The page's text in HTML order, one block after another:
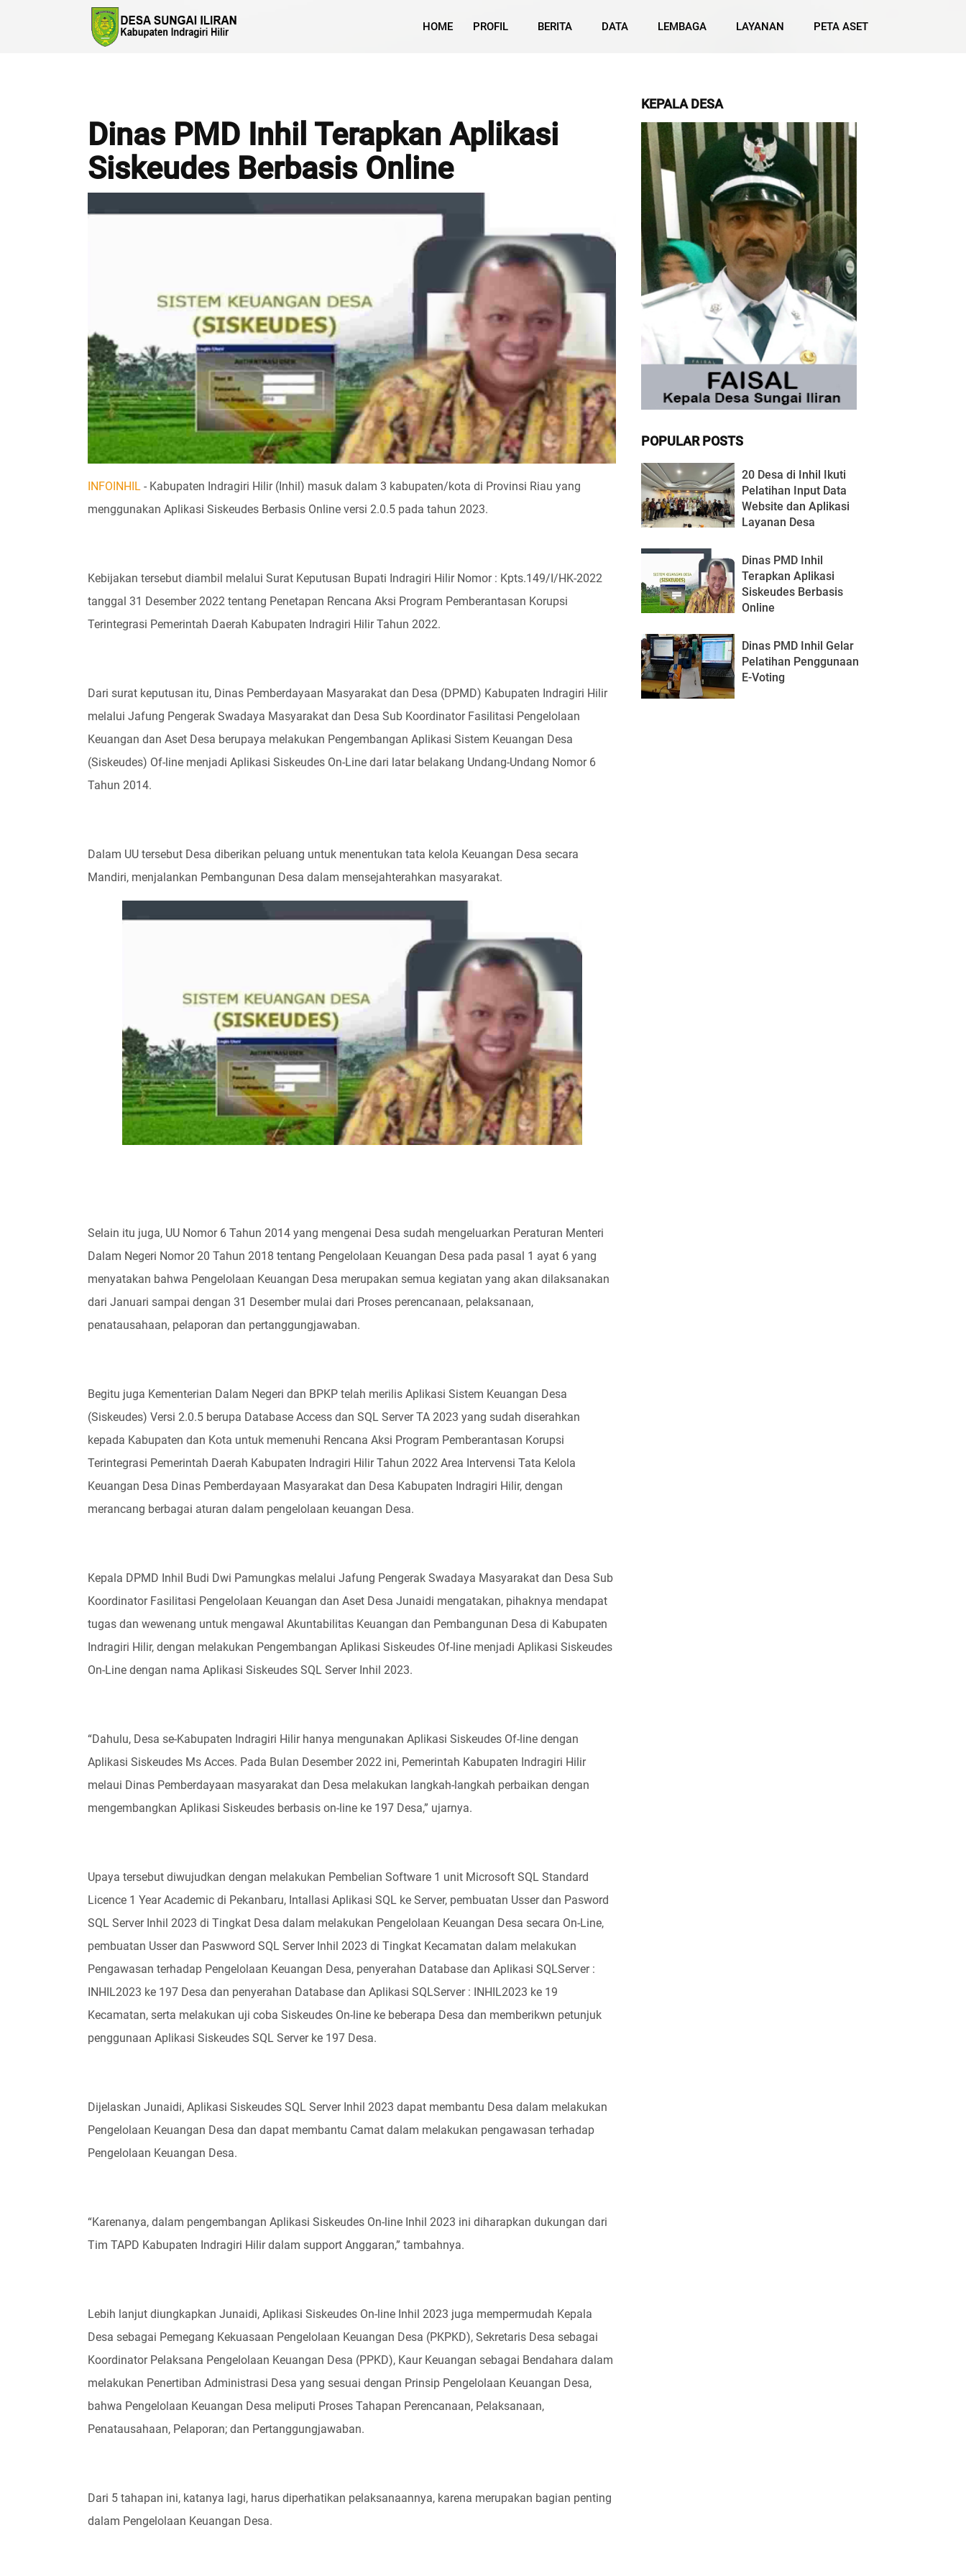
HOME PROFIL BERITA DATA LEMBAGA LAYANAN PETA ASET
Dinas PMD Inhil Terapkan Aplikasi
Siskeudes Berbasis Online
INFOINHIL - Kabupaten Indragiri Hilir (Inhil) masuk dalam 3 kabupaten/kota di Provinsi Riau yang
menggunakan Aplikasi Siskeudes Berbasis Online versi 2.0.5 pada tahun 2023.
Kebijakan tersebut diambil melalui Surat Keputusan Bupati Indragiri Hilir Nomor : Kpts.149/I/HK-2022
tanggal 31 Desember 2022 tentang Penetapan Rencana Aksi Program Pemberantasan Korupsi
Terintegrasi Pemerintah Daerah Kabupaten Indragiri Hilir Tahun 2022.
Dari surat keputusan itu, Dinas Pemberdayaan Masyarakat dan Desa (DPMD) Kabupaten Indragiri Hilir
melalui Jafung Pengerak Swadaya Masyarakat dan Desa Sub Koordinator Fasilitasi Pengelolaan
Keuangan dan Aset Desa berupaya melakukan Pengembangan Aplikasi Sistem Keuangan Desa
(Siskeudes) Of-line menjadi Aplikasi Siskeudes On-Line dari latar belakang Undang-Undang Nomor 6
Tahun 2014.
Dalam UU tersebut Desa diberikan peluang untuk menentukan tata kelola Keuangan Desa secara
Mandiri, menjalankan Pembangunan Desa dalam mensejahterahkan masyarakat.
Selain itu juga, UU Nomor 6 Tahun 2014 yang mengenai Desa sudah mengeluarkan Peraturan Menteri
Dalam Negeri Nomor 20 Tahun 2018 tentang Pengelolaan Keuangan Desa pada pasal 1 ayat 6 yang
menyatakan bahwa Pengelolaan Keuangan Desa merupakan semua kegiatan yang akan dilaksanakan
dari Januari sampai dengan 31 Desember mulai dari Proses perencanaan, pelaksanaan,
penatausahaan, pelaporan dan pertanggungjawaban.
Begitu juga Kementerian Dalam Negeri dan BPKP telah merilis Aplikasi Sistem Keuangan Desa
(Siskeudes) Versi 2.0.5 berupa Database Access dan SQL Server TA 2023 yang sudah diserahkan
kepada Kabupaten dan Kota untuk memenuhi Rencana Aksi Program Pemberantasan Korupsi
Terintegrasi Pemerintah Daerah Kabupaten Indragiri Hilir Tahun 2022 Area Intervensi Tata Kelola
Keuangan Desa Dinas Pemberdayaan Masyarakat dan Desa Kabupaten Indragiri Hilir, dengan
merancang berbagai aturan dalam pengelolaan keuangan Desa.
Kepala DPMD Inhil Budi Dwi Pamungkas melalui Jafung Pengerak Swadaya Masyarakat dan Desa Sub
Koordinator Fasilitasi Pengelolaan Keuangan dan Aset Desa Junaidi mengatakan, pihaknya mendapat
tugas dan wewenang untuk mengawal Akuntabilitas Keuangan dan Pembangunan Desa di Kabupaten
Indragiri Hilir, dengan melakukan Pengembangan Aplikasi Siskeudes Of-line menjadi Aplikasi Siskeudes
On-Line dengan nama Aplikasi Siskeudes SQL Server Inhil 2023.
“Dahulu, Desa se-Kabupaten Indragiri Hilir hanya mengunakan Aplikasi Siskeudes Of-line dengan
Aplikasi Siskeudes Ms Acces. Pada Bulan Desember 2022 ini, Pemerintah Kabupaten Indragiri Hilir
melaui Dinas Pemberdayaan masyarakat dan Desa melakukan langkah-langkah perbaikan dengan
mengembangkan Aplikasi Siskeudes berbasis on-line ke 197 Desa,” ujarnya.
Upaya tersebut diwujudkan dengan melakukan Pembelian Software 1 unit Microsoft SQL Standard
Licence 1 Year Academic di Pekanbaru, Intallasi Aplikasi SQL ke Server, pembuatan Usser dan Pasword
SQL Server Inhil 2023 di Tingkat Desa dalam melakukan Pengelolaan Keuangan Desa secara On-Line,
pembuatan Usser dan Paswword SQL Server Inhil 2023 di Tingkat Kecamatan dalam melakukan
Pengawasan terhadap Pengelolaan Keuangan Desa, penyerahan Database dan Aplikasi SQLServer :
INHIL2023 ke 197 Desa dan penyerahan Database dan Aplikasi SQLServer : INHIL2023 ke 19
Kecamatan, serta melakukan uji coba Siskeudes On-line ke beberapa Desa dan memberikwn petunjuk
penggunaan Aplikasi Siskeudes SQL Server ke 197 Desa.
Dijelaskan Junaidi, Aplikasi Siskeudes SQL Server Inhil 2023 dapat membantu Desa dalam melakukan
Pengelolaan Keuangan Desa dan dapat membantu Camat dalam melakukan pengawasan terhadap
Pengelolaan Keuangan Desa.
“Karenanya, dalam pengembangan Aplikasi Siskeudes On-line Inhil 2023 ini diharapkan dukungan dari
Tim TAPD Kabupaten Indragiri Hilir dalam support Anggaran,” tambahnya.
Lebih lanjut diungkapkan Junaidi, Aplikasi Siskeudes On-line Inhil 2023 juga mempermudah Kepala
Desa sebagai Pemegang Kekuasaan Pengelolaan Keuangan Desa (PKPKD), Sekretaris Desa sebagai
Koordinator Pelaksana Pengelolaan Keuangan Desa (PPKD), Kaur Keuangan sebagai Bendahara dalam
melakukan Penertiban Administrasi Desa yang sesuai dengan Prinsip Pengelolaan Keuangan Desa,
bahwa Pengelolaan Keuangan Desa meliputi Proses Tahapan Perencanaan, Pelaksanaan,
Penatausahaan, Pelaporan; dan Pertanggungjawaban.
Dari 5 tahapan ini, katanya lagi, harus diperhatikan pelaksanaannya, karena merupakan bagian penting
dalam Pengelolaan Keuangan Desa.
KEPALA DESA
POPULAR POSTS
20 Desa di Inhil Ikuti
Pelatihan Input Data
Website dan Aplikasi
Layanan Desa
Dinas PMD Inhil
Terapkan Aplikasi
Siskeudes Berbasis
Online
Dinas PMD Inhil Gelar
Pelatihan Penggunaan
E-Voting